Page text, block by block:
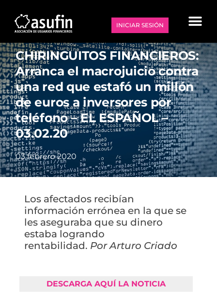
INICIAR SESIÓN
CHIRINGUITOS FINANCIEROS:
Arranca el macrojuicio contra
una red que estafó un millón
de euros a inversores por
teléfono – EL ESPAÑOL –
03.02.20
03 febrero 2020
Los afectados recibían
información errónea en la que se
les aseguraba que su dinero
estaba logrando
rentabilidad. Por Arturo Criado
DESCARGA AQUÍ LA NOTICIA